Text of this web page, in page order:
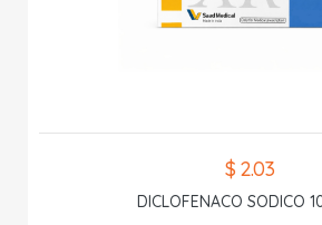
$ 2.03
DICLOFENACO SODICO